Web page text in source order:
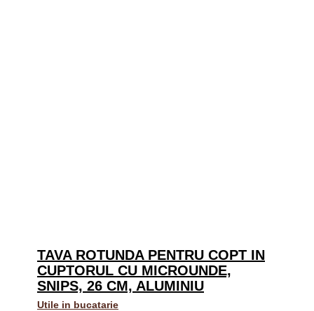
TAVA ROTUNDA PENTRU COPT IN
CUPTORUL CU MICROUNDE,
SNIPS, 26 CM, ALUMINIU
Utile in bucatarie